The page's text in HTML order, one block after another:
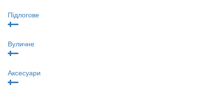
Підлогове
Вуличне
Аксесуари